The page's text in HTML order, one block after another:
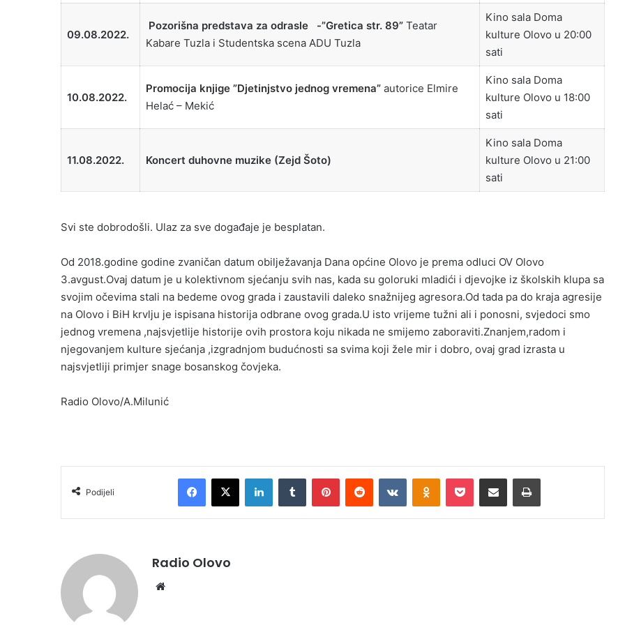
09.08.2022.
Pozorišna predstava za odrasle -”Gretica str. 89”Teatar
Kabare Tuzla i Studentska scena ADU Tuzla
Kino sala Doma
kulture Olovo u 20:00
sati
10.08.2022.
Promocija knjige ”Djetinjstvo jednog vremena”autorice Elmire
Helać – Mekić
Kino sala Doma
kulture Olovo u 18:00
sati
11.08.2022. Koncert duhovne muzike (Zejd Šoto)
Kino sala Doma
kulture Olovo u 21:00
sati
Svi ste dobrodošli. Ulaz za sve događaje je besplatan.
Od 2018.godine godine zvaničan datum obilježavanja Dana općine Olovo je prema odluci OV Olovo
3.avgust.Ovaj datum je u kolektivnom sjećanju svih nas, kada su goloruki mladići i djevojke iz školskih klupa sa
svojim očevima stali na bedeme ovog grada i zaustavili daleko snažnijeg agresora.Od tada pa do kraja agresije
na Olovo i BiH krvlju je ispisana historija odbrane ovog grada.U isto vrijeme tužni ali i ponosni, svjedoci smo
jednog vremena ,najsvjetlije historije ovih prostora koju nikada ne smijemo zaboraviti.Znanjem,radom i
njegovanjem kulture sjećanja ,izgradnjom budućnosti sa svima koji žele mir i dobro, ovaj grad izrasta u
najsvjetliji primjer snage bosanskog čovjeka.
Radio Olovo/A.Milunić
Podijeli
Facebook
X LinkedInTumblr PinterestReddit VKontakteOdnoklassniki
Pocket Podijeli putem Emaila Print
Radio Olovo